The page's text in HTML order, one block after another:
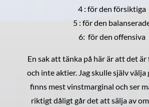
4 : för den försiktiga
5 : för den
6: för den offensiva
En sak att tänka på här är att det
och inte aktier. Jag skulle själv välja
finns mest vinstmarginal och ser
riktigt dåligt går det att sälja av